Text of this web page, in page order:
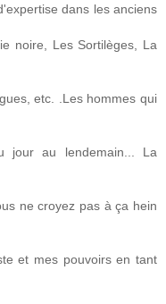
dans les anciens
noire, Les Sortilèges, La
etc. .Les hommes qui
jour au lendemain... La
ne croyez pas à ça hein
et mes pouvoirs en tant